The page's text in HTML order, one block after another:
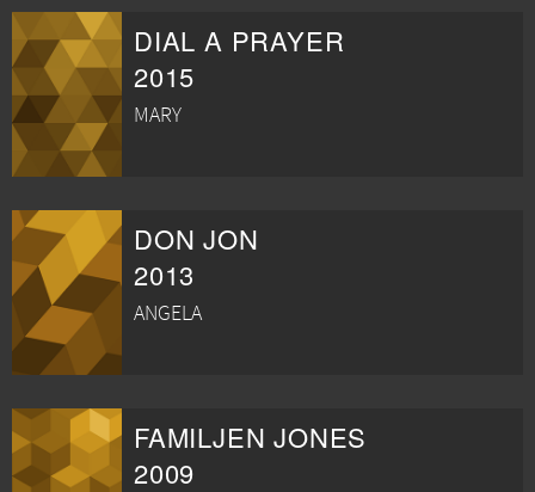
DIAL A PRAYER
2015
MARY
DON JON
2013
ANGELA
FAMILJEN JONES
2009